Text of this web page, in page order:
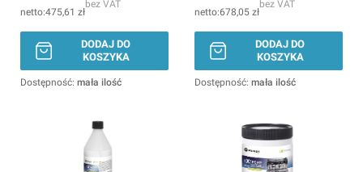
475,61 zł
bez VAT
DODAJ DO
KOSZYKA
Dostępność: mała ilość
678,05 zł
bez VAT
DODAJ DO
KOSZYKA
Dostępność: mała ilość